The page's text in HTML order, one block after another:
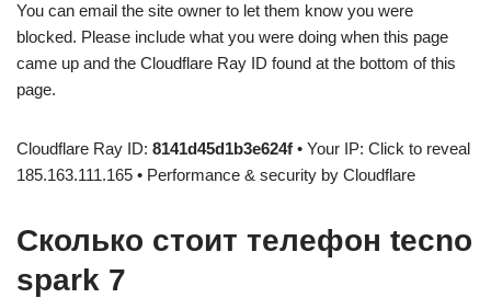
You can email the site owner to let them know you were
blocked. Please include what you were doing when this page
came up and the Cloudflare Ray ID found at the bottom of this
page.
Cloudflare Ray ID: 8141d45d1b3e624f • Your IP: Click to reveal
185.163.111.165 • Performance & security by Cloudflare
Сколько стоит телефон tecno
spark 7